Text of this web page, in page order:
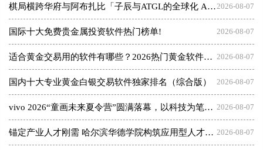
2026-08-07
棋局横跨华府与阿布扎比「子辰与ATGL的全球化 AI 资本突围战」
2026-08-07
国际十大免费贵金属投资软件热门榜单!
2026-08-07
适合黄金交易用的软件有哪些？2026热门黄金软件速览！
2026-08-07
国内十大专业黄金白银交易软件独家排名（综合版）
2026-08-07
vivo 2026“童画未来夏令营”圆满落幕，以科技为笔，绘就美育未来
2026-08-07
锚定产业人才刚需 哈尔滨华德学院构筑应用型人才成长高地